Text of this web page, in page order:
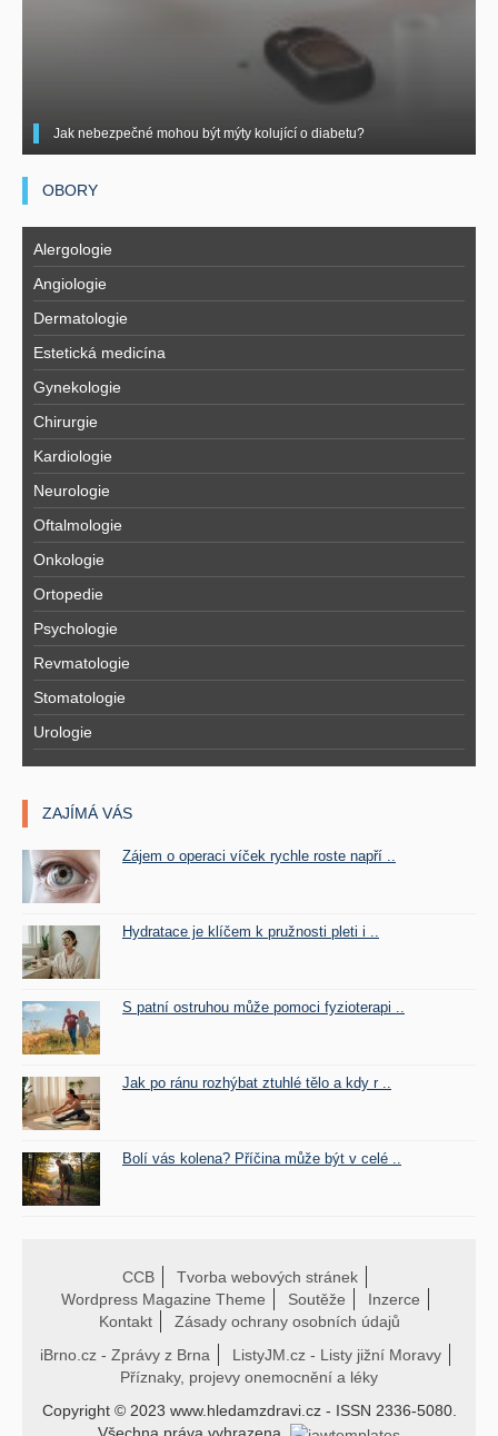
Jak nebezpečné mohou být mýty kolující o diabetu?
OBORY
Alergologie
Angiologie
Dermatologie
Estetická medicína
Gynekologie
Chirurgie
Kardiologie
Neurologie
Oftalmologie
Onkologie
Ortopedie
Psychologie
Revmatologie
Stomatologie
Urologie
ZAJÍMÁ VÁS
Zájem o operaci víček rychle roste napří ..
Hydratace je klíčem k pružnosti pleti i ..
S patní ostruhou může pomoci fyzioterapi ..
Jak po ránu rozhýbat ztuhlé tělo a kdy r ..
Bolí vás kolena? Příčina může být v celé ..
CCB
Tvorba webových stránek
Wordpress Magazine Theme
Soutěže
Inzerce
Kontakt
Zásady ochrany osobních údajů
iBrno.cz - Zprávy z Brna
ListyJM.cz - Listy jižní Moravy
Příznaky, projevy onemocnění a léky
Copyright © 2023 www.hledamzdravi.cz - ISSN 2336-5080.